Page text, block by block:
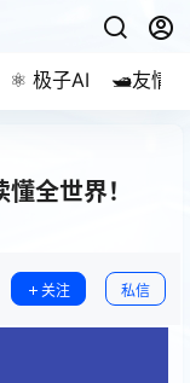
⚛️ 极子AI 🛥️友情
全世界！
关注 私信